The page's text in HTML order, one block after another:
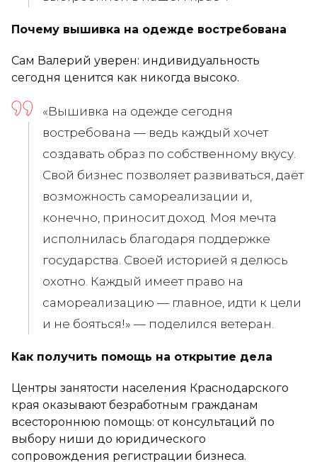
Почему вышивка на одежде востребована
Сам Валерий уверен: индивидуальность
сегодня ценится как никогда высоко.
«Вышивка на одежде сегодня
востребована — ведь каждый хочет
создавать образ по собственному вкусу.
Свой бизнес позволяет развиваться, даёт
возможность самореализации и,
конечно, приносит доход. Моя мечта
исполнилась благодаря поддержке
государства. Своей историей я делюсь
охотно. Каждый имеет право на
самореализацию — главное, идти к цели
и не бояться!» — поделился ветеран.
Как получить помощь на открытие дела
Центры занятости населения Краснодарского
края оказывают безработным гражданам
всестороннюю помощь: от консультаций по
выбору ниши до юридического
сопровождения регистрации бизнеса.